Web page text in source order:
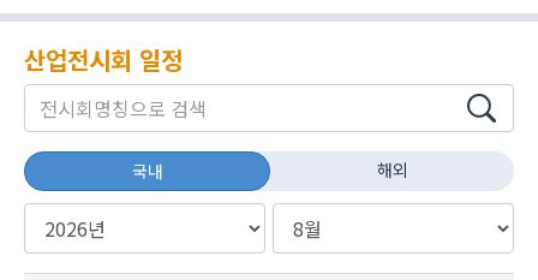
산업전시회 일정
국내 해외